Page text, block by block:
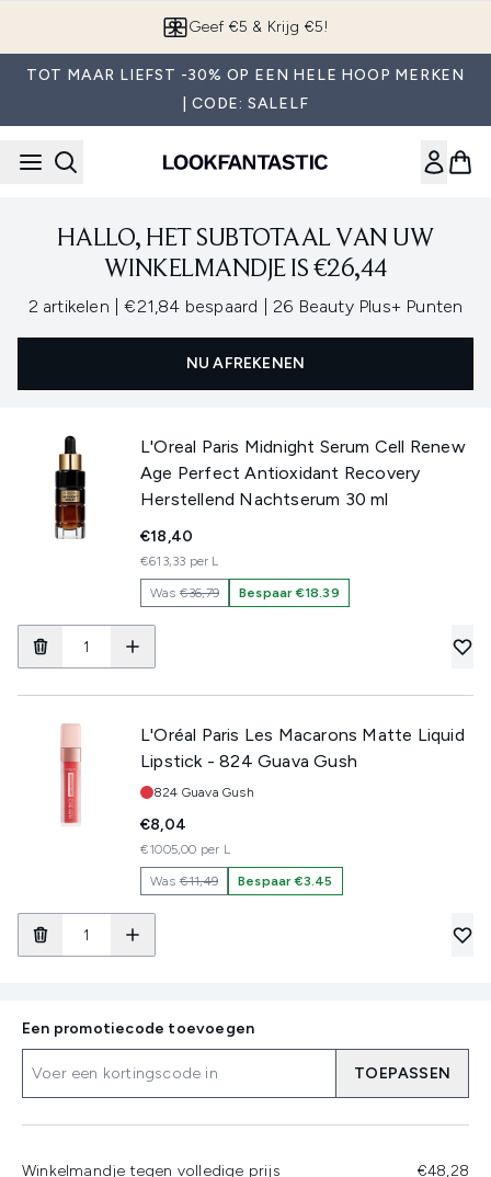
Geef €5 & Krijg €5!
TOT MAAR LIEFST -30% OP EEN HELE HOOP MERKEN
| CODE: SALELF
HALLO, HET SUBTOTAAL VAN UW
WINKELMANDJE IS €26,44
2 artikelen , €21,84 bespaard 26 Beauty Plus+ Punten
NU AFREKENEN
L'Oreal Paris Midnight Serum Cell Renew
Age Perfect Antioxidant Recovery
Herstellend Nachtserum 30 ml
€18,40
€613,33 per L
Was€36,79 Bespaar €18.39
L'Oréal Paris Les Macarons Matte Liquid
Lipstick - 824 Guava Gush
Tint:
824 Guava Gush
€8,04
€1005,00 per L
Was€11,49 Bespaar €3.45
Een promotiecode toevoegen
TOEPASSEN
Winkelmandje tegen volledige prijs €48,28